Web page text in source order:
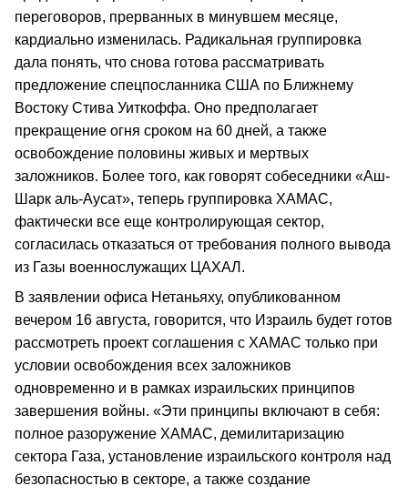
переговоров, прерванных в минувшем месяце,
кардиально изменилась. Радикальная группировка
дала понять, что снова готова рассматривать
предложение спецпосланника США по Ближнему
Востоку Стива Уиткоффа. Оно предполагает
прекращение огня сроком на 60 дней, а также
освобождение половины живых и мертвых
заложников. Более того, как говорят собеседники «Аш-
Шарк аль-Аусат», теперь группировка ХАМАС,
фактически все еще контролирующая сектор,
согласилась отказаться от требования полного вывода
из Газы военнослужащих ЦАХАЛ.
В заявлении офиса Нетаньяху, опубликованном
вечером 16 августа, говорится, что Израиль будет готов
рассмотреть проект соглашения с ХАМАС только при
условии освобождения всех заложников
одновременно и в рамках израильских принципов
завершения войны. «Эти принципы включают в себя:
полное разоружение ХАМАС, демилитаризацию
сектора Газа, установление израильского контроля над
безопасностью в секторе, а также создание